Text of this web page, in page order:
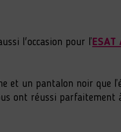
l'occasion pour l’ESAT
et un pantalon noir que
ont réussi